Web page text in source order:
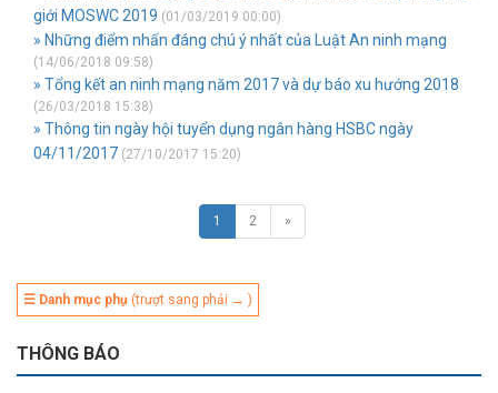
giới MOSWC 2019 (01/03/2019 00:00)
» Những điểm nhấn đáng chú ý nhất của Luật An ninh mạng
(14/06/2018 09:58)
» Tổng kết an ninh mạng năm 2017 và dự báo xu hướng 2018
(26/03/2018 15:38)
» Thông tin ngày hội tuyển dụng ngân hàng HSBC ngày
04/11/2017 (27/10/2017 15:20)
1 2 »
☰ Danh mục phụ (trượt sang phải → )
THÔNG BÁO